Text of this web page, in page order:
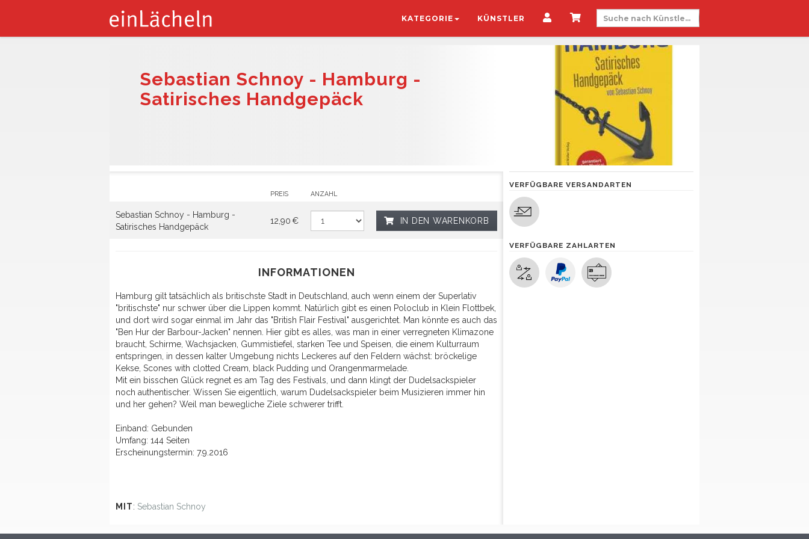
KATEGORIE KÜNSTLER
Sebastian Schnoy - Hamburg -
Satirisches Handgepäck
PREIS ANZAHL
Sebastian Schnoy - Hamburg -
Satirisches Handgepäck
12,90 € IN DEN WARENKORB
INFORMATIONEN
Hamburg gilt tatsächlich als britischste Stadt in Deutschland, auch wenn einem der Superlativ
"britischste" nur schwer über die Lippen kommt. Natürlich gibt es einen Poloclub in Klein Flottbek,
und dort wird sogar einmal im Jahr das "British Flair Festival" ausgerichtet. Man könnte es auch das
"Ben Hur der Barbour-Jacken" nennen. Hier gibt es alles, was man in einer verregneten Klimazone
braucht, Schirme, Wachsjacken, Gummistiefel, starken Tee und Speisen, die einem Kulturraum
entspringen, in dessen kalter Umgebung nichts Leckeres auf den Feldern wächst: bröckelige
Kekse, Scones with clotted Cream, black Pudding und Orangenmarmelade.
Mit ein bisschen Glück regnet es am Tag des Festivals, und dann klingt der Dudelsackspieler
noch authentischer. Wissen Sie eigentlich, warum Dudelsackspieler beim Musizieren immer hin
und her gehen? Weil man bewegliche Ziele schwerer trifft.
Einband: Gebunden
Umfang: 144 Seiten
Erscheinungstermin: 7.9.2016
MIT: Sebastian Schnoy
VERFÜGBARE VERSANDARTEN
VERFÜGBARE ZAHLARTEN